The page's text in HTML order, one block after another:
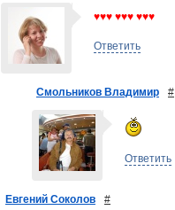
♥♥♥ ♥♥♥ ♥♥♥
Ответить
Смольников Владимир #
Ответить
Евгений Соколов #